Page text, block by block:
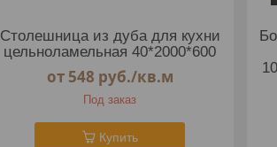
Столешница из дуба для кухни
цельноламельная 40*2000*600
от 548 руб./кв.м
Под заказ
Купить